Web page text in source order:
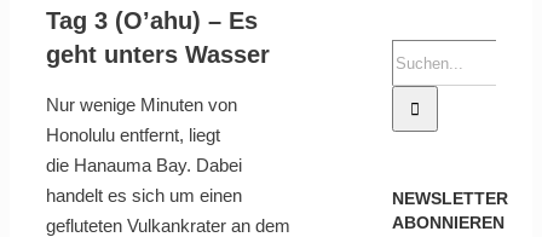
Tag 3 (O’ahu) – Es
geht unters Wasser
Nur wenige Minuten von
Honolulu entfernt, liegt
die Hanauma Bay. Dabei
handelt es sich um einen
gefluteten Vulkankrater an dem
NEWSLETTER
ABONNIEREN